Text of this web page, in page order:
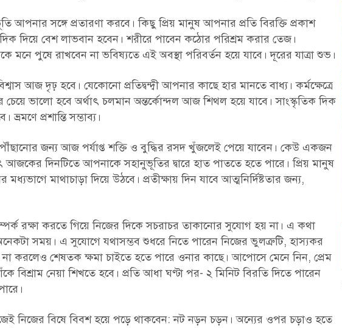
সঙ্গে প্রতারণা করবে। কিছু প্রিয় মানুষ আপনার প্রতি বিরক্তি প্রকাশ
দিয়ে বেশ লাভবান হবেন। শরীরে পাবেন কঠোর পরিশ্রম করার তেজ।
পুষে রাখবেন না ভবিষ্যতে এই অবস্থা পরিবর্তন হয়ে যাবে। দূরের যাত্রা শুভ।
আজ দৃঢ় হবে। যেকোনো প্রতিদ্বন্দ্বী আপনার কাছে হার মানতে বাধ্য। কর্মক্ষেত্রে
ভালো হবে অর্থাৎ চলমান অন্তর্কোন্দল আজ শিথল হয়ে যাবে। সাংস্কৃতিক দিক
প্রশান্তি সম্ভাব্য।
জন্য আজ পর্যাপ্ত শক্তি ও বুদ্ধির রসদ খুঁজলেই পেয়ে যাবেন। কেউ একজন
দিনটিতে আপনাকে সহানুভূতির দ্বারে হাত পাততে হতে পারে। প্রিয় মানুষ
মাথাচাড়া দিয়ে উঠবে। প্রতীক্ষায় দিন যাবে আত্মনির্দিষ্টতার জন্য,
রক্ষা করতে গিয়ে নিজের দিকে সচরাচর তাকানোর সুযোগ হয় না। এ কথা
সময়। এ সুযোগে যথাসম্ভব শুধরে নিতে পারেন নিজের ভুলত্রুটি, হাস্যকর
করলেও শেষতক ক্ষমা চাইতে হতে পারে ওনার কাছে। আপোসে মেনে নিন, প্রেম
নেয়া শিখতে হবে। প্রতি আধা ঘণ্টা পর- ২ মিনিট বিরতি দিতে পারেন
নিজের বিষে বিবশ হয়ে পড়ে থাকবেন: নট নড়ন চড়ন। অন্যের ওপর চড়াও হতে